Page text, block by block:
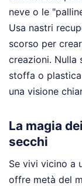
neve o le
Usa nastri
scorso per
creazioni. Nulla
stoffa o
una visione
La magia
secchi
Se vivi vicino a
offre metà del